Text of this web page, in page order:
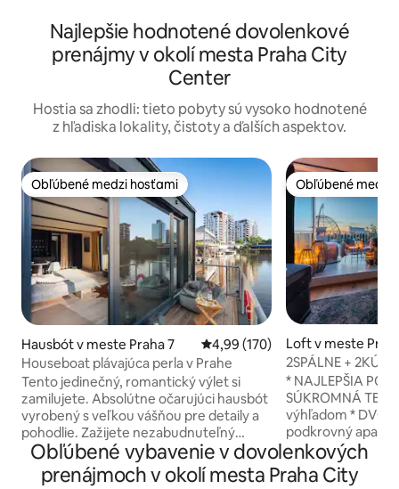
Najlepšie hodnotené dovolenkové
prenájmy v okolí mesta Praha City
Center
Hostia sa zhodli: tieto pobyty sú vysoko hodnotené
z hľadiska lokality, čistoty a ďalších aspektov.
Obľúbené medzi hosťami
Obľúbené medzi hosťami
Hausbót v meste Praha 7 Priemerné ohodnotenie 4,99 z
4,99 (170)
Houseboat plávajúca perla v Prahe
Tento jedinečný, romantický výlet si
zamilujete. Absolútne očarujúci hausbót
vyrobený s veľkou vášňou pre detaily a
pohodlie. Zažijete nezabudnuteľný
pobyt a nebudete chcieť odísť. Môžete
loviť ryby, len pozorovať riečny svet plný
rýb alebo vyskúšať paddleboard.
Obľúbené medzi
Obľúbené medzi
Loft v meste
2SPÁLNE +
PODKROVIE
V!EWS
* NAJLEPŠIA
SÚKROMNÁ
výhľadom * DVOJPODLAŽNÝ SLNEČNÝ
podkrovný
NOVOSTAVBA a
PARKOVANIE pri
ZASTÁVKA
Obľúbené vybavenie v dovolenkových
prenájmoch v okolí mesta Praha City